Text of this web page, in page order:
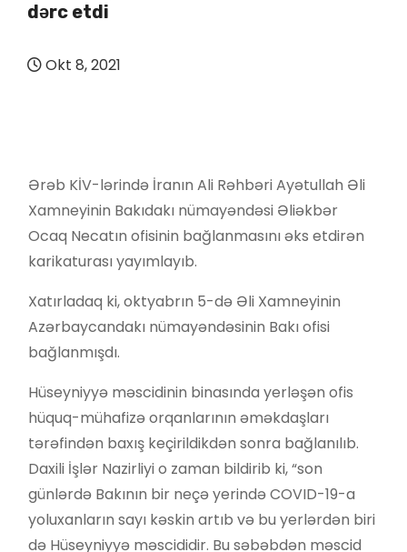
dərc etdi
Okt 8, 2021
Ərəb KİV-lərində İranın Ali Rəhbəri Ayətullah Əli
Xamneyinin Bakıdakı nümayəndəsi Əliəkbər
Ocaq Necatın ofisinin bağlanmasını əks etdirən
karikaturası yayımlayıb.
Xatırladaq ki, oktyabrın 5-də Əli Xamneyinin
Azərbaycandakı nümayəndəsinin Bakı ofisi
bağlanmışdı.
Hüseyniyyə məscidinin binasında yerləşən ofis
hüquq-mühafizə orqanlarının əməkdaşları
tərəfindən baxış keçirildikdən sonra bağlanılıb.
Daxili İşlər Nazirliyi o zaman bildirib ki, “son
günlərdə Bakının bir neçə yerində COVID-19-a
yoluxanların sayı kəskin artıb və bu yerlərdən biri
də Hüseyniyyə məscididir. Bu səbəbdən məscid